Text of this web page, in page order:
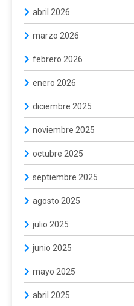
abril 2026
marzo 2026
febrero 2026
enero 2026
diciembre 2025
noviembre 2025
octubre 2025
septiembre 2025
agosto 2025
julio 2025
junio 2025
mayo 2025
abril 2025